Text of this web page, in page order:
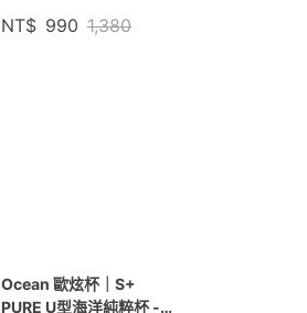
NT$ 990 1,380
Ocean 歐炫杯｜S+
PURE U型海洋純粹杯 -